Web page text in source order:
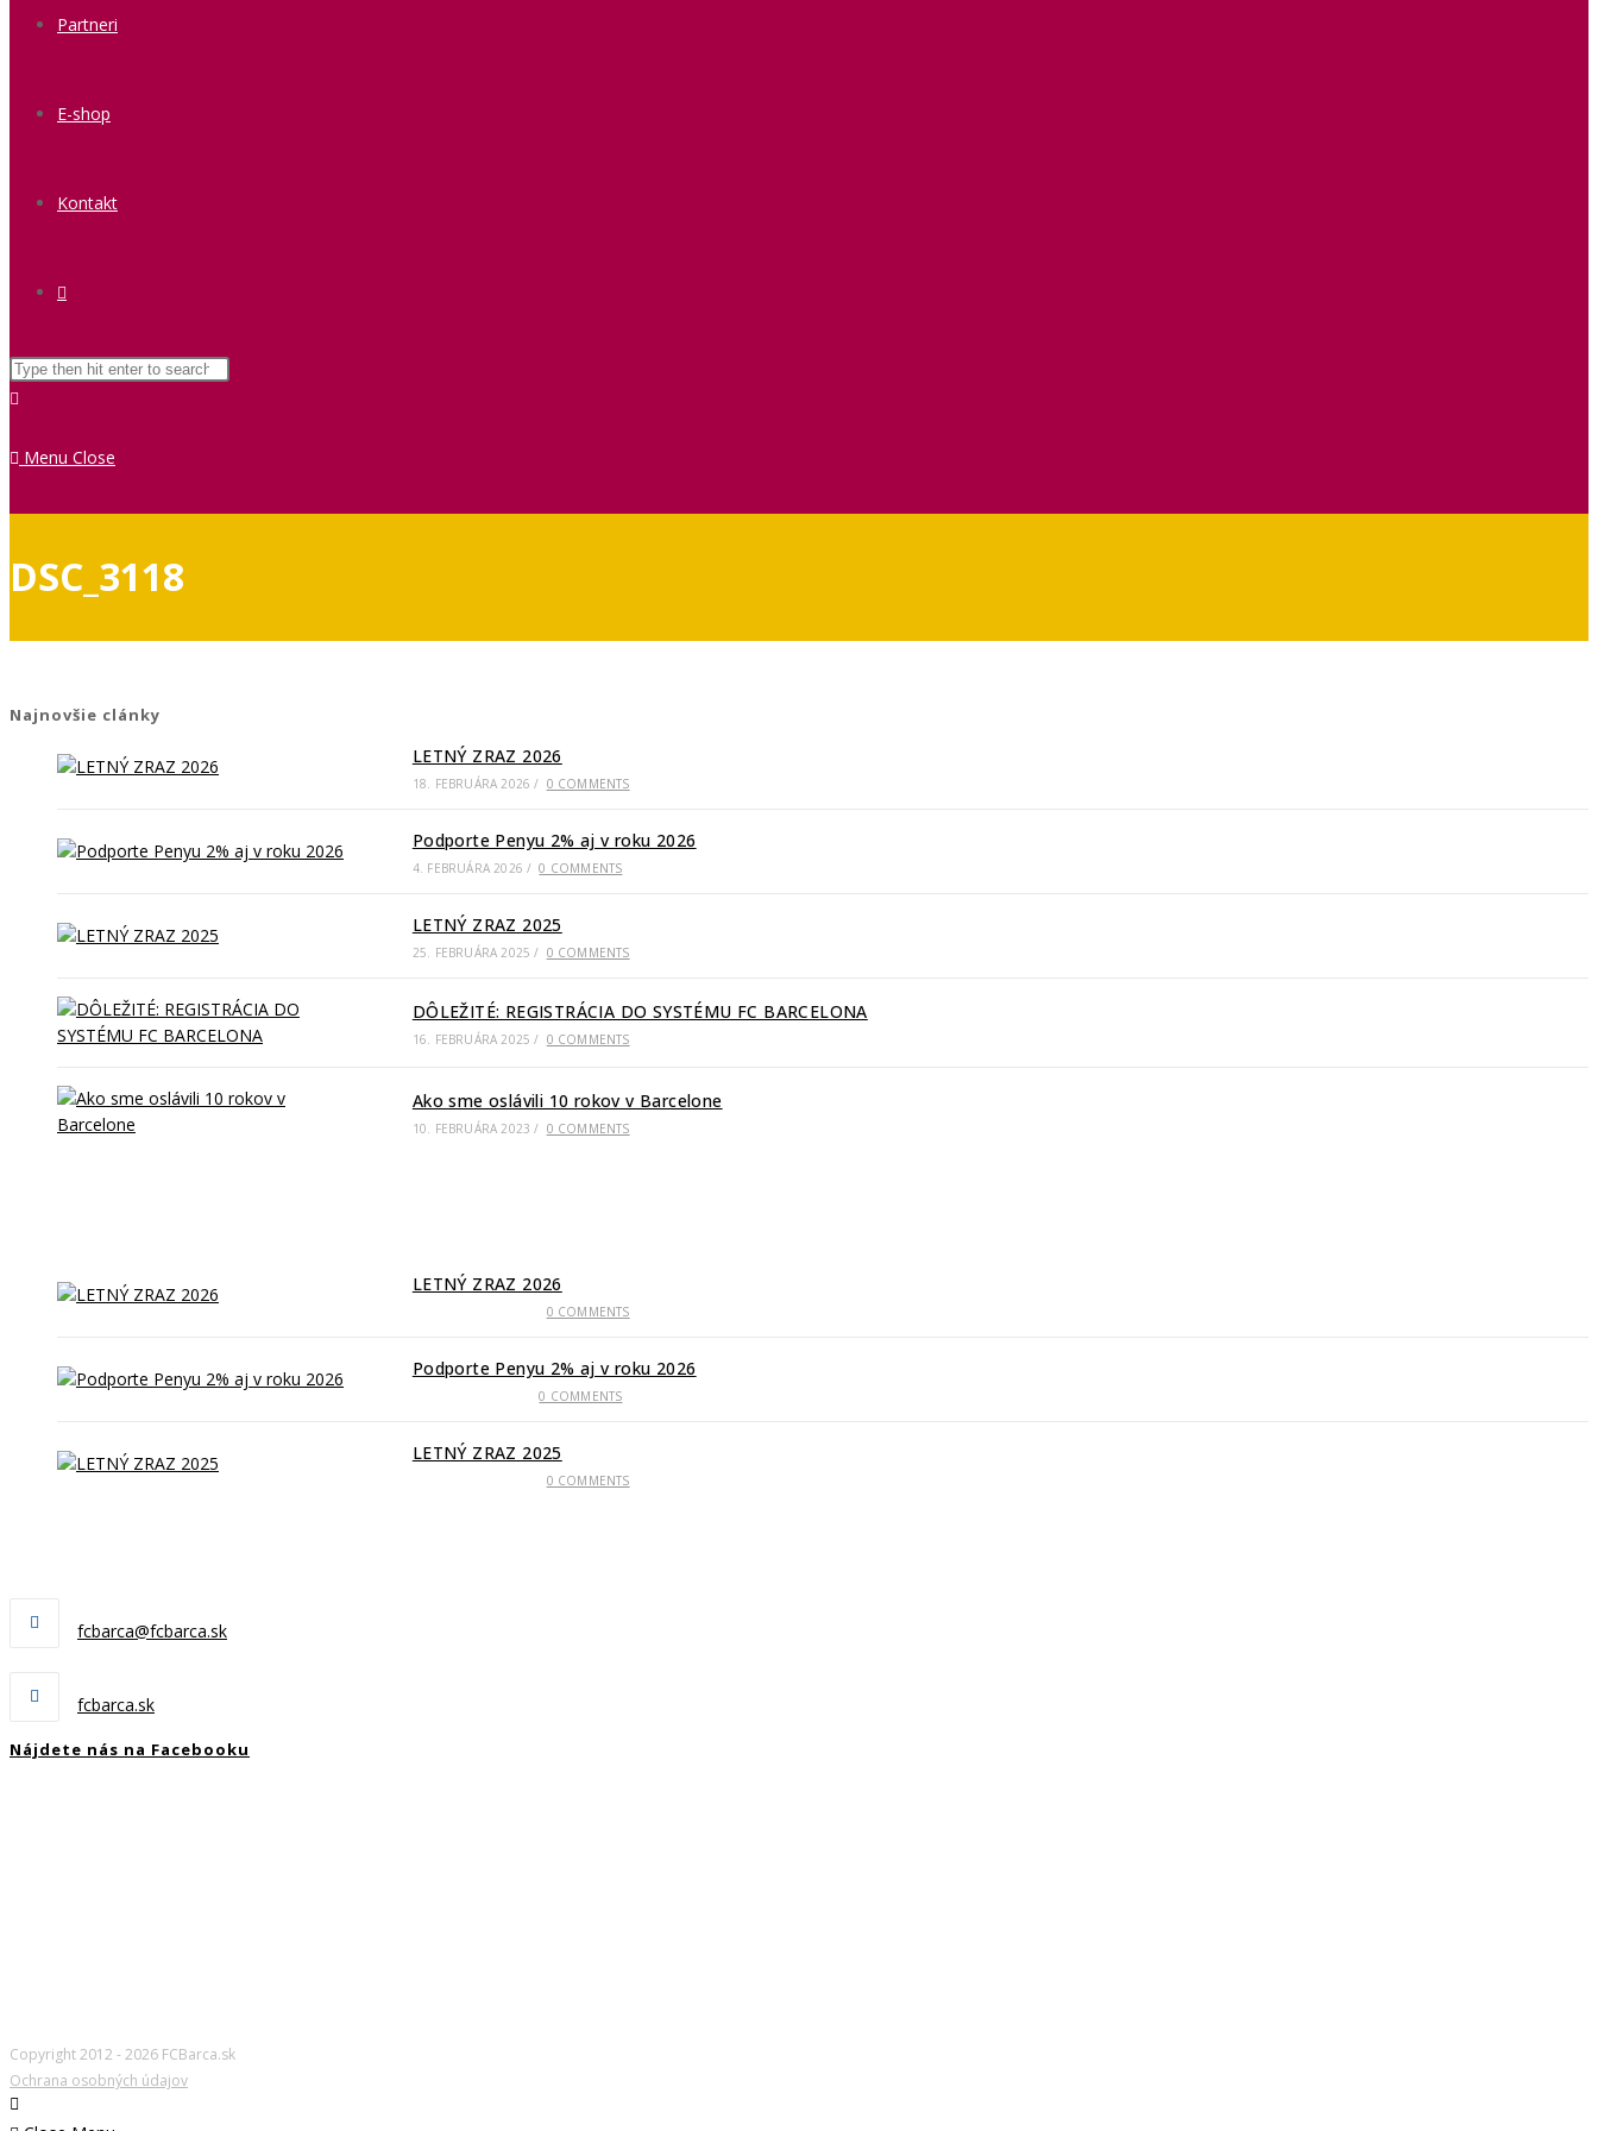
Partneri
E-shop
Kontakt
Menu Close
DSC_3118
Najnovšie clánky
LETNÝ ZRAZ 2026
18. FEBRUÁRA 2026 / 0 COMMENTS
Podporte Penyu 2% aj v roku 2026
4. FEBRUÁRA 2026 / 0 COMMENTS
LETNÝ ZRAZ 2025
25. FEBRUÁRA 2025 / 0 COMMENTS
DÔLEŽITÉ: REGISTRÁCIA DO SYSTÉMU FC BARCELONA
16. FEBRUÁRA 2025 / 0 COMMENTS
Ako sme oslávili 10 rokov v Barcelone
10. FEBRUÁRA 2023 / 0 COMMENTS
LETNÝ ZRAZ 2026
0 COMMENTS
Podporte Penyu 2% aj v roku 2026
0 COMMENTS
LETNÝ ZRAZ 2025
0 COMMENTS
fcbarca@fcbarca.sk
fcbarca.sk
Nájdete nás na Facebooku
Copyright 2012 - 2026 FCBarca.sk
Ochrana osobných údajov